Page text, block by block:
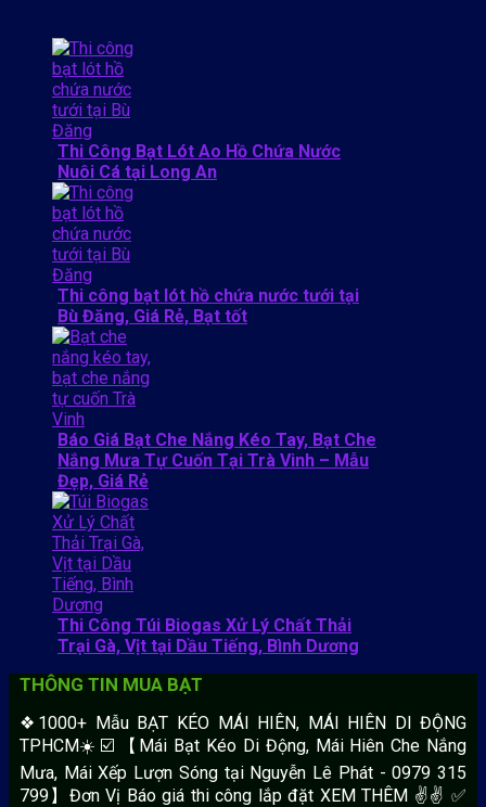
Thi Công Bạt Lót Ao Hồ Chứa Nước
Nuôi Cá tại Long An
Thi công bạt lót hồ chứa nước tưới tại
Bù Đăng, Giá Rẻ, Bạt tốt
Báo Giá Bạt Che Nắng Kéo Tay, Bạt Che
Nắng Mưa Tự Cuốn Tại Trà Vinh – Mẫu
Đẹp, Giá Rẻ
Thi Công Túi Biogas Xử Lý Chất Thải
Trại Gà, Vịt tại Dầu Tiếng, Bình Dương
THÔNG TIN MUA BẠT
❖1000+ Mẫu BẠT KÉO MÁI HIÊN, MÁI HIÊN DI ĐỘNG
TPHCM☀️☑️ 【Mái Bạt Kéo Di Động, Mái Hiên Che Nắng
Mưa, Mái Xếp Lượn Sóng tại Nguyễn Lê Phát - 0979 315
799】Đơn Vị Báo giá thi công lắp đặt XEM THÊM ✌✌ ✅